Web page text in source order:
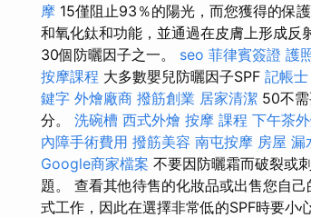
摩 15僅阻止93％的陽光，而您獲得的保
和氧化鈦和功能，並通過在皮膚上形成
30個防曬因子之一。 seo 菲律賓簽證 護
按摩課程 大多數嬰兒防曬因子SPF 記帳士
鍵字 外燴廠商 撥筋創業 居家清潔 50不
分。 洗碗槽 西式外燴 按摩 課程 下午茶
內障手術費用 撥筋美容 南屯按摩 房屋 漏
Google商家檔案 不要因防曬霜而破裂或
題。 查看其他待售的化妝品或出售您自
式工作，因此在選擇非常低的SPF時要小